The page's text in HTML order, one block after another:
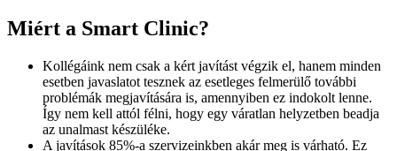
Miért a Smart Clinic?
Kollégáink nem csak a kért javítást végzik el, hanem minden
esetben javaslatot tesznek az esetleges felmerülő további
problémák megjavítására is, amennyiben ez indokolt lenne.
Így nem kell attól félni, hogy egy váratlan helyzetben beadja
az unalmast készüléke.
A javítások 85%-a szervizeinkben akár meg is várható. Ez